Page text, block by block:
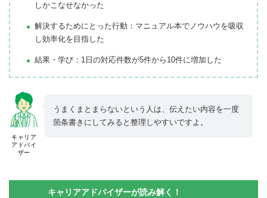
しかこなせなかった
解決するためにとった行動：マニュアル本でノウハウを吸収
し効率化を目指した
結果・学び：1日の対応件数が5件から10件に増加した
キャリア
アドバイ
ザー
うまくまとまらないという人は、伝えたい内容を一度
箇条書きにしてみると整理しやすいですよ。
キャリアアドバイザーが読み解く！